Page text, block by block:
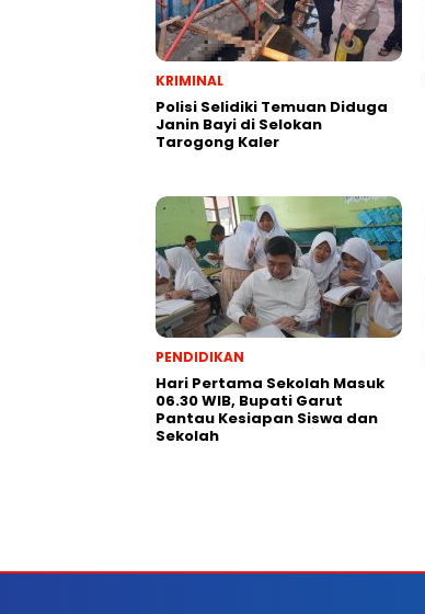
KRIMINAL
Polisi Selidiki Temuan Diduga
Janin Bayi di Selokan
Tarogong Kaler
PENDIDIKAN
Hari Pertama Sekolah Masuk
06.30 WIB, Bupati Garut
Pantau Kesiapan Siswa dan
Sekolah